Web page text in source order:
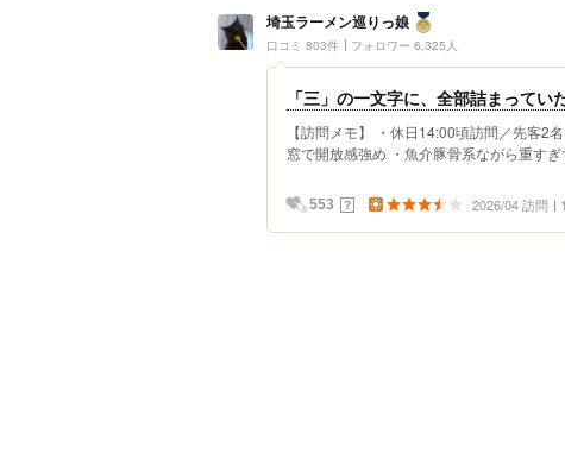
埼玉ラーメン巡りっ娘
口コミ 803件 フォロワー 6,325人
「三」の一文字に、全部詰まってい
【訪問メモ】 ・休日14:00頃訪問／先客2
窓で開放感強め ・魚介豚骨系ながら重す
553 ？ 2026/04 訪問